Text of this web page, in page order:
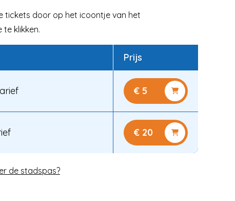
tickets door op het icoontje van het
te klikken.
Prijs
€ 5
€ 20
de stadspas?